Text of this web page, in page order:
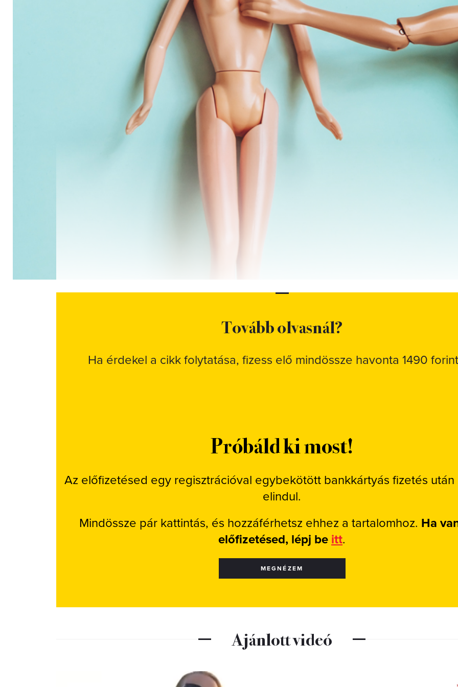
Tovább olvasnál?
Ha érdekel a cikk folytatása, fizess elő mindössze havonta 1490
Próbáld ki most!
Az előfizetésed egy regisztrációval egybekötött bankkártyás fizetés után
elindul.
Mindössze pár kattintás, és hozzáférhetsz ehhez a tartalomhoz. Ha
előfizetésed, lépj be itt.
MEGNÉZEM
Ajánlott videó